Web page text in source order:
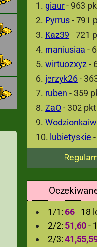
giaur- 963
Pyrrus- 791
Kaz39 - 721
maniusiaa -
wirtuozxyz -
jerzyk26-
ruben - 359
ZaO- 302 pkt.
lubietyskie
1/1: 66- 18
2/2: 51,60-
2/3: